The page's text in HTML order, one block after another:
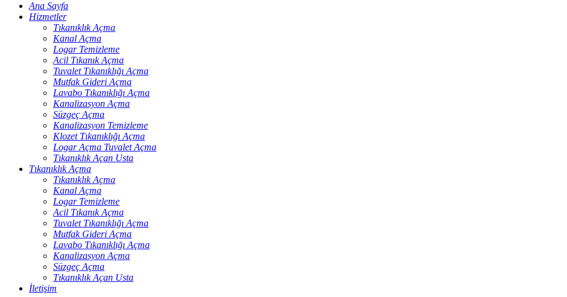
Ana Sayfa
Hizmetler
Tıkanıklık Açma
Kanal Açma
Logar Temizleme
Acil Tıkanık Açma
Tuvalet Tıkanıklığı Açma
Mutfak Gideri Açma
Lavabo Tıkanıklığı Açma
Kanalizasyon Açma
Süzgeç Açma
Kanalizasyon Temizleme
Klozet Tıkanıklığı Açma
Logar Açma Tuvalet Açma
Tıkanıklık Açan Usta
Tıkanıklık Açma
Tıkanıklık Açma
Kanal Açma
Logar Temizleme
Acil Tıkanık Açma
Tuvalet Tıkanıklığı Açma
Mutfak Gideri Açma
Lavabo Tıkanıklığı Açma
Kanalizasyon Açma
Süzgeç Açma
Tıkanıklık Açan Usta
İletişim